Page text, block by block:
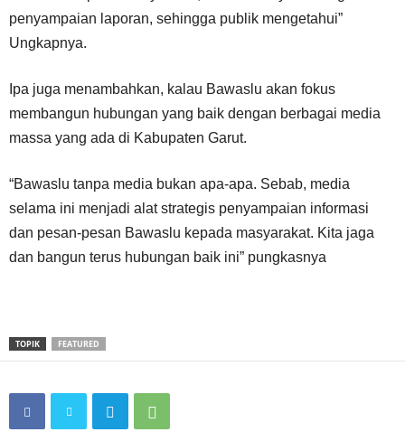
penyampaian laporan, sehingga publik mengetahui”
Ungkapnya.
Ipa juga menambahkan, kalau Bawaslu akan fokus
membangun hubungan yang baik dengan berbagai media
massa yang ada di Kabupaten Garut.
“Bawaslu tanpa media bukan apa-apa. Sebab, media
selama ini menjadi alat strategis penyampaian informasi
dan pesan-pesan Bawaslu kepada masyarakat. Kita jaga
dan bangun terus hubungan baik ini” pungkasnya
TOPIK FEATURED